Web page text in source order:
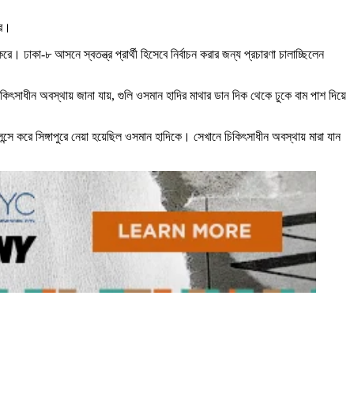
ঢাকা-৮ আসনে স্বতন্ত্র প্রার্থী হিসেবে নির্বাচন করার জন্য প্রচারণা চালাচ্ছিলেন
অবস্থায় জানা যায়, গুলি ওসমান হাদির মাথার ডান দিক থেকে ঢুকে বাম পাশ দিয়ে
সিঙ্গাপুরে নেয়া হয়েছিল ওসমান হাদিকে। সেখানে চিকিৎসাধীন অবস্থায় মারা যান